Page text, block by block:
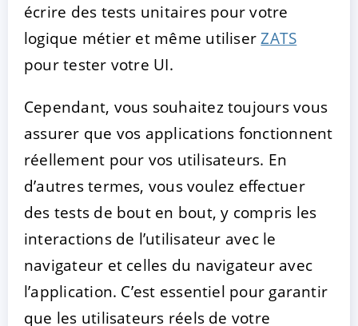
écrire des tests unitaires pour votre
logique métier et même utiliserZATS
pour tester votre UI.
Cependant, vous souhaitez toujours vous
assurer que vos applications fonctionnent
réellement pour vos utilisateurs. En
d’autres termes, vous voulez effectuer
des tests de bout en bout, y compris les
interactions de l’utilisateur avec le
navigateur et celles du navigateur avec
l’application. C’est essentiel pour garantir
que les utilisateurs réels de votre
Mentions légales Protection des données